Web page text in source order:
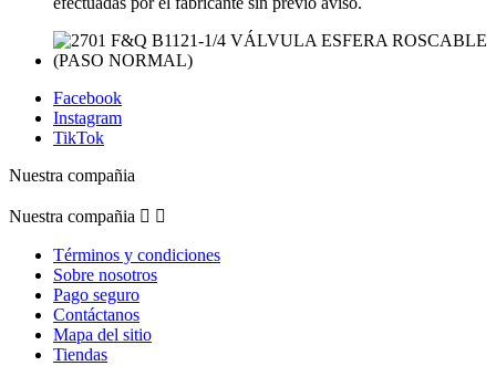
Facebook
Instagram
TikTok
Nuestra compañia
Nuestra compañia  
Términos y condiciones
Sobre nosotros
Pago seguro
Contáctanos
Mapa del sitio
Tiendas